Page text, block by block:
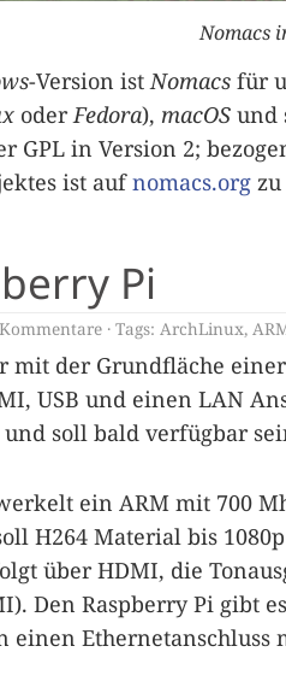
Nomacs
-Version istNomacs für
oderFedora), macOS und
GPL in Version 2;
ist aufnomacs.org
Pi
Tags: ArchLinux,
mit der Grundfläche
USB und einen LAN
und soll bald verfügbar
ein ARM mit 700
H264 Material bis
über HDMI, die
Den Raspberry Pi gibt
einen Ethernetanschluss